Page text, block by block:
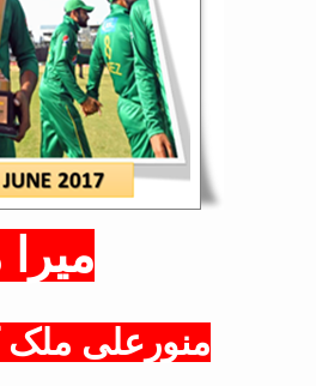
میرا
منورعلی ملک کی